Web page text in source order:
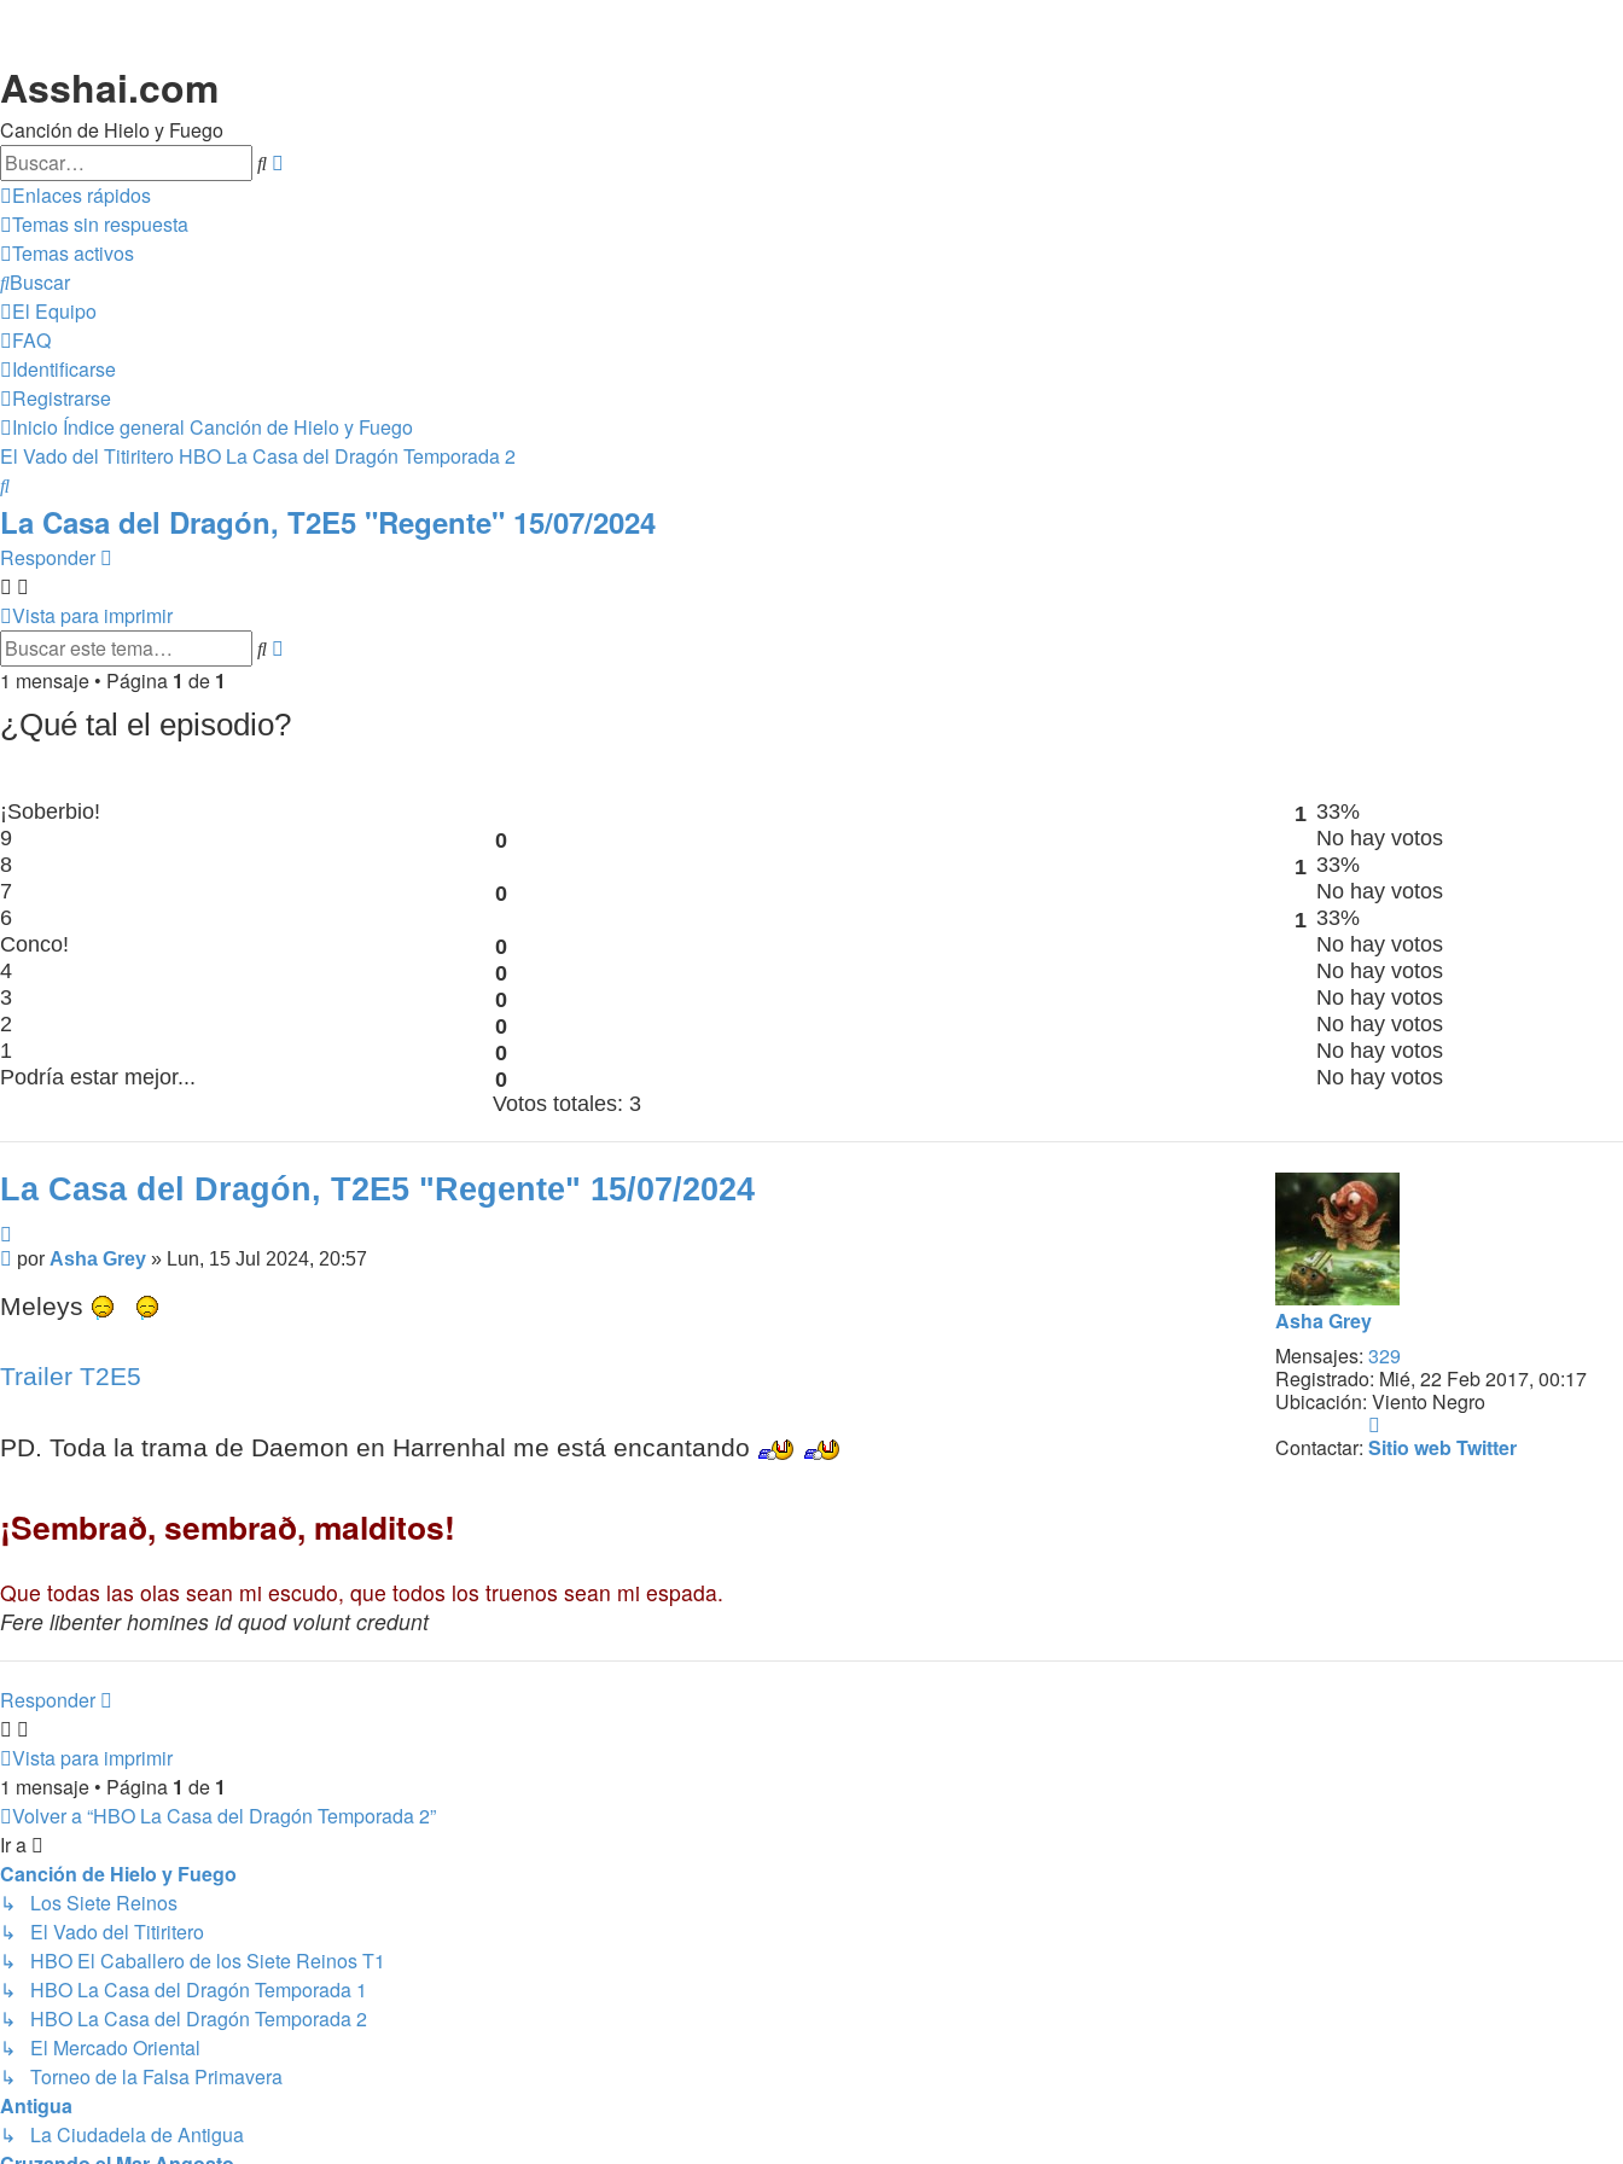
Asshai.com
Canción de Hielo y Fuego
Buscar
Enlaces rápidos
Temas sin respuesta
Temas activos
Buscar
El Equipo
FAQ
Identificarse
Registrarse
Inicio Índice general Canción de Hielo y Fuego
El Vado del Titiritero HBO La Casa del Dragón Temporada 2
Buscar
La Casa del Dragón, T2E5 "Regente" 15/07/2024
Responder
Vista para imprimir
Buscar
1 mensaje • Página 1 de 1
¿Qué tal el episodio?
¡Soberbio! 1 33%
9
0
No hay votos
8
1 33%
7
0
No hay votos
6
1 33%
Conco!
0
No hay votos
4
0
No hay votos
3
0
No hay votos
2
0
No hay votos
1
0
No hay votos
Podría estar mejor...
0
No hay votos
Votos totales: 3
Asha Grey
Mensajes: 329
Registrado: Mié, 22 Feb 2017, 00:17
Ubicación: Viento Negro
Contactar:
Asha
Sitio webTwitter
La Casa del Dragón, T2E5 "Regente" 15/07/2024
Mensaje
por Asha Grey » Lun, 15 Jul 2024, 20:57
Meleys
Trailer T2E5
PD. Toda la trama de Daemon en Harrenhal me está encantando
¡Sembrað, sembrað, malditos!
Que todas las olas sean mi escudo, que todos los truenos sean mi espada.
Fere libenter homines id quod volunt credunt
Responder
Vista para imprimir
1 mensaje • Página 1 de 1
Volver a “HBO La Casa del Dragón Temporada 2”
Ir a
Canción de Hielo y Fuego
↳ Los Siete Reinos
↳ El Vado del Titiritero
↳ HBO El Caballero de los Siete Reinos T1
↳ HBO La Casa del Dragón Temporada 1
↳ HBO La Casa del Dragón Temporada 2
↳ El Mercado Oriental
↳ Torneo de la Falsa Primavera
Antigua
↳ La Ciudadela de Antigua